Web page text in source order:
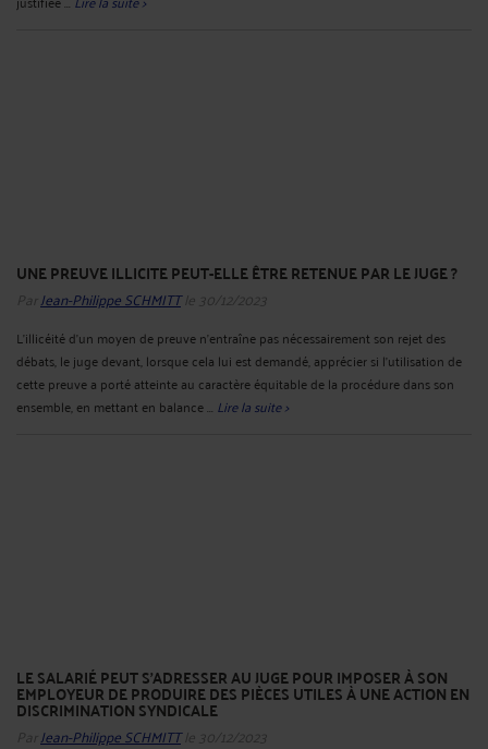
UNE PREUVE ILLICITE PEUT-ELLE ÊTRE RETENUE PAR LE JUGE ?
Par Jean-Philippe SCHMITTle 30/12/2023
L'illicéité d'un moyen de preuve n'entraîne pas nécessairement son rejet des
débats, le juge devant, lorsque cela lui est demandé, apprécier si l'utilisation de
cette preuve a porté atteinte au caractère équitable de la procédure dans son
ensemble, en mettant en balance ... Lire la suite >
LE SALARIÉ PEUT S'ADRESSER AU JUGE POUR IMPOSER À SON
EMPLOYEUR DE PRODUIRE DES PIÈCES UTILES À UNE ACTION EN
DISCRIMINATION SYNDICALE
Par Jean-Philippe SCHMITTle 30/12/2023